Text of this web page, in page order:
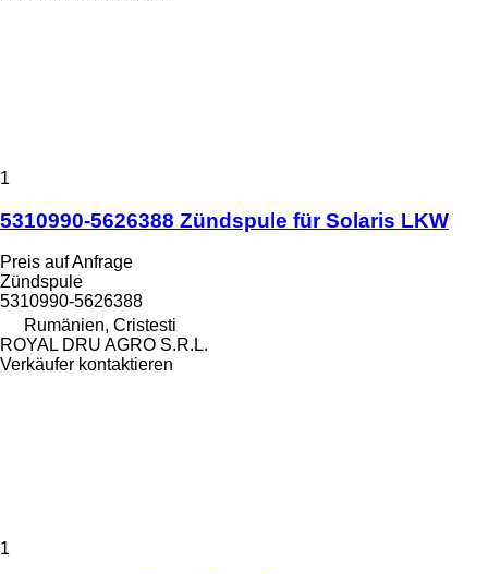
1
5310990-5626388 Zündspule für Solaris LKW
Preis auf Anfrage
Zündspule
5310990-5626388
Rumänien, Cristesti
ROYAL DRU AGRO S.R.L.
Verkäufer kontaktieren
1